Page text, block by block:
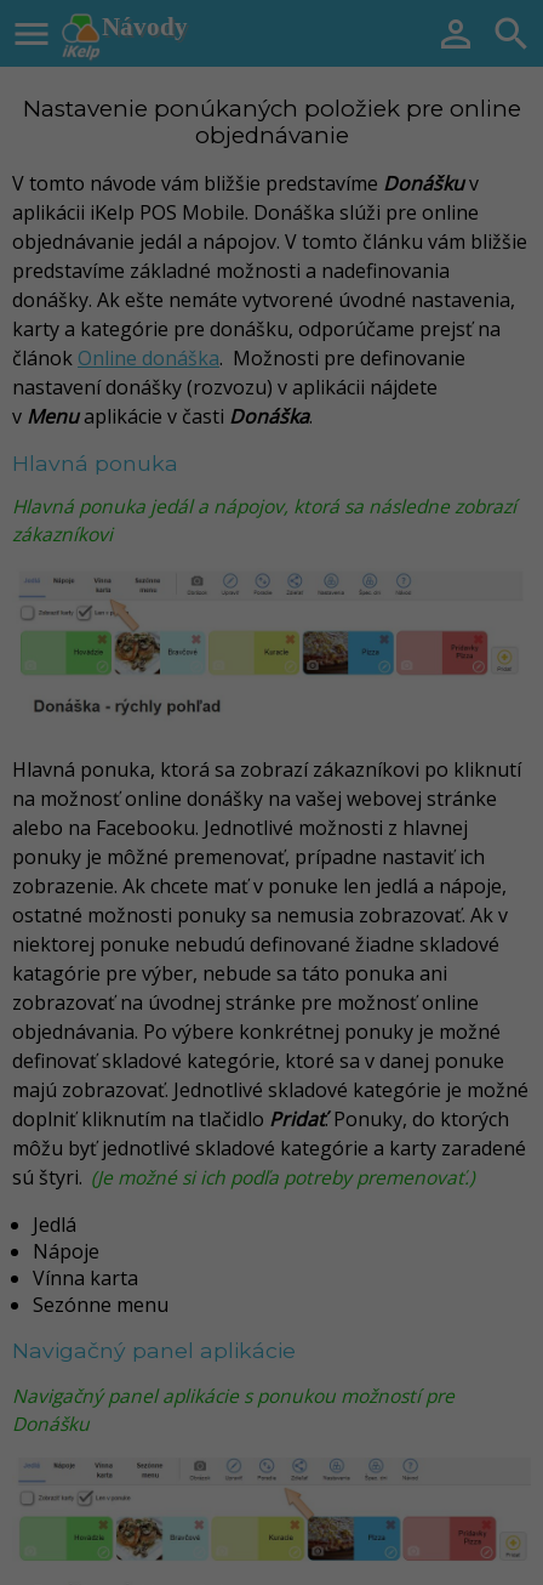
Návody
  
Nastavenie ponúkaných položiek pre online
objednávanie
V tomto návode vám bližšie predstavíme Donáškuv
aplikácii iKelp POS Mobile. Donáška slúži pre online
objednávanie jedál a nápojov. V tomto článku vám bližšie
predstavíme základné možnosti a nadefinovania
donášky. Ak ešte nemáte vytvorené úvodné nastavenia,
karty a kategórie pre donášku, odporúčame prejsť na
článok Online donáška. Možnosti pre definovanie
nastavení donášky (rozvozu) v aplikácii nájdete
v Menuaplikácie v časti Donáška.
Hlavná ponuka
Hlavná ponuka jedál a nápojov, ktorá sa následne zobrazí
zákazníkovi
Hlavná ponuka, ktorá sa zobrazí zákazníkovi po kliknutí
na možnosť online donášky na vašej webovej stránke
alebo na Facebooku. Jednotlivé možnosti z hlavnej
ponuky je môžné premenovať, prípadne nastaviť ich
zobrazenie. Ak chcete mať v ponuke len jedlá a nápoje,
ostatné možnosti ponuky sa nemusia zobrazovať. Ak v
niektorej ponuke nebudú definované žiadne skladové
katagórie pre výber, nebude sa táto ponuka ani
zobrazovať na úvodnej stránke pre možnosť online
objednávania. Po výbere konkrétnej ponuky je možné
definovať skladové kategórie, ktoré sa v danej ponuke
majú zobrazovať. Jednotlivé skladové kategórie je možné
doplniť kliknutím na tlačidlo Pridať. Ponuky, do ktorých
môžu byť jednotlivé skladové kategórie a karty zaradené
sú štyri. (Je možné si ich podľa potreby premenovať.)
Jedlá
Nápoje
Vínna karta
Sezónne menu
Navigačný panel aplikácie
Navigačný panel aplikácie s ponukou možností pre
Donášku